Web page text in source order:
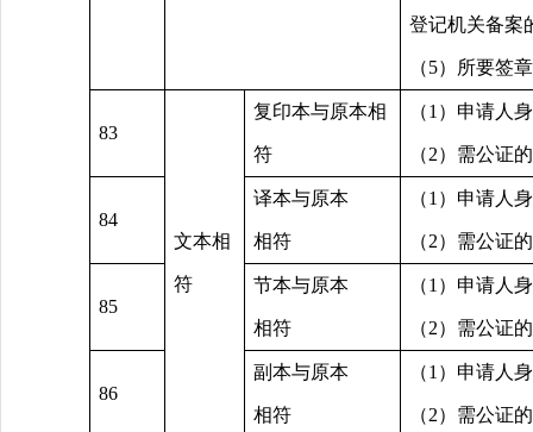
登记机关备案
（5）所要签
83
文本相
符
复印本与原本相
符
（1）申请人
（2）需公证
84
译本与原本
相符
（1）申请人
（2）需公证
85
节本与原本
相符
（1）申请人
（2）需公证
86
副本与原本
相符
（1）申请人
（2）需公证